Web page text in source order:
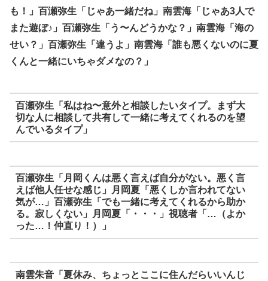
も！」百瀬弥生「じゃあ一緒だね」南雲海「じゃあ3人で
また遊ぼ♪」百瀬弥生「う〜んどうかな？」南雲海「海の
せい？」百瀬弥生「違うよ」南雲海「誰も悪くないのに夏
くんと一緒にいちゃダメなの？」
百瀬弥生「私はね〜意外と相談したいタイプ。まず大
切な人に相談して共有して一緒に考えてくれるのを望
んでいるタイプ」
百瀬弥生「月岡くんは悪く言えば自分がない。悪く言
えば他人任せな感じ」月岡夏「悪くしか言われてない
気が…」百瀬弥生「でも一緒に考えてくれるから助か
る。寂しくない」月岡夏「・・・」視聴者「…（よか
った…！仲直り！）」
南雲朱音「夏休み、ちょっとここに住んだらいいんじ